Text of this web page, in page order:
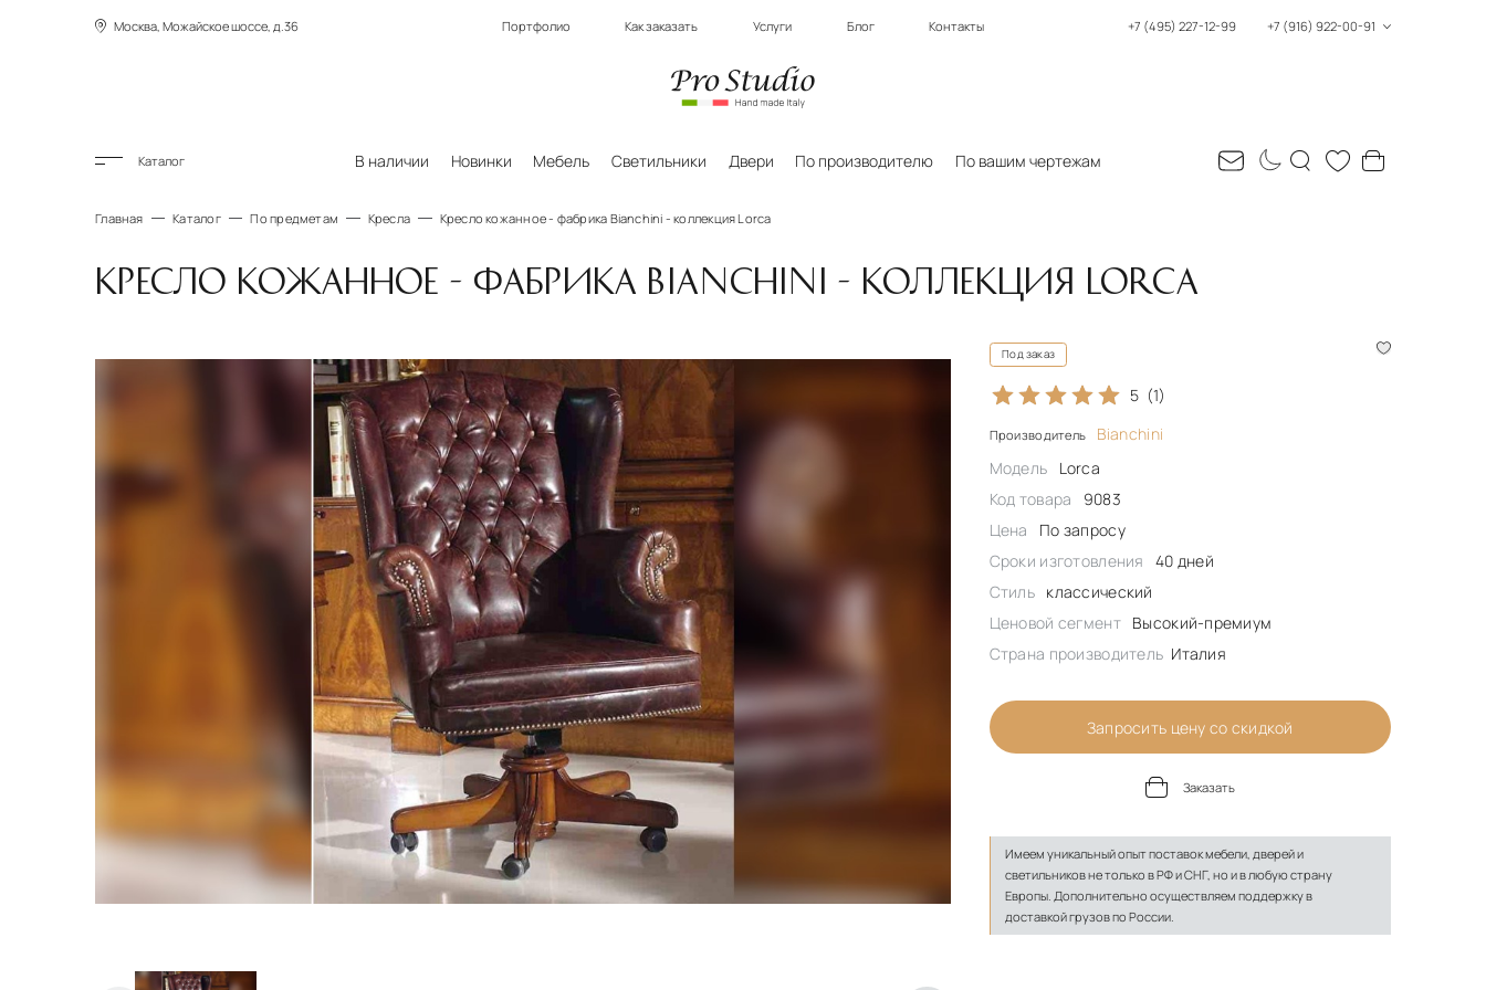
Москва, Можайское шоссе, д.36 Портфолио Как заказать Услуги Блог Контакты +7 (495) 227-12-99 +7 (916) 922-00-91
Каталог В наличии Новинки Мебель Светильники Двери По производителю По вашим чертежам
Главная Каталог По предметам Кресла Кресло кожанное - фабрика Bianchini - коллекция Lorca
КРЕСЛО КОЖАННОЕ - ФАБРИКА BIANCHINI - КОЛЛЕКЦИЯ LORCA
Под заказ
5 (1)
Производитель
Bianchini
Модель
Lorca
Код товара
9083
Цена
По запросу
Сроки изготовления
40 дней
Стиль классический
Ценовой сегмент Высокий-премиум
Страна производитель Италия
Запросить цену со скидкой
Заказать
Имеем уникальный опыт поставок мебели, дверей и
светильников не только в РФ и СНГ, но и в любую страну
Европы. Дополнительно осуществляем поддержку в
доставкой грузов по России.